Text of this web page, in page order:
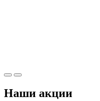
Наши акции